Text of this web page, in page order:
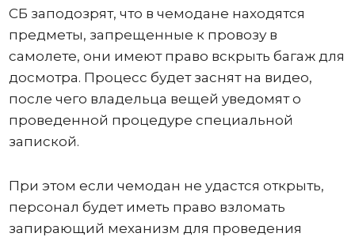
СБ заподозрят, что в чемодане ​​находятся
предметы, запрещенные к провозу в
самолете, они имеют право вскрыть багаж для
досмотра. Процесс будет заснят на видео,
после чего владельца вещей уведомят о
проведенной процедуре специальной
запиской.
При этом если чемодан не удастся открыть,
персонал будет иметь право взломать
запирающий механизм для проведения